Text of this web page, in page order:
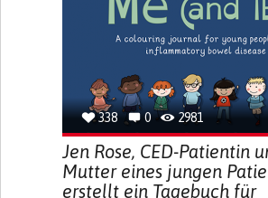
338 0 2981
Jen Rose, CED-Patientin
Mutter eines jungen
erstellt ein Tagebuch für